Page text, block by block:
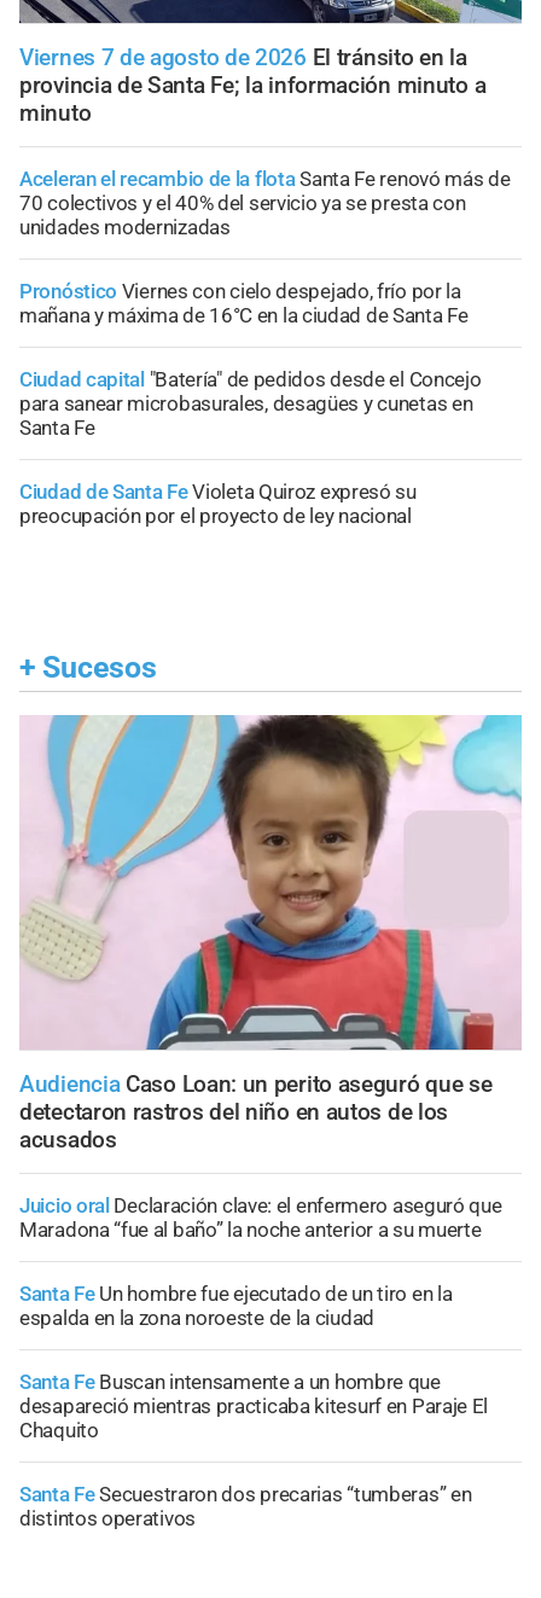
Viernes 7 de agosto de 2026 El tránsito en la
provincia de Santa Fe; la información minuto a
minuto
Aceleran el recambio de la flotaSanta Fe renovó más de
70 colectivos y el 40% del servicio ya se presta con
unidades modernizadas
Pronóstico Viernes con cielo despejado, frío por la
mañana y máxima de 16°C en la ciudad de Santa Fe
Ciudad capital "Batería" de pedidos desde el Concejo
para sanear microbasurales, desagües y cunetas en
Santa Fe
Ciudad de Santa FeVioleta Quiroz expresó su
preocupación por el proyecto de ley nacional
+ Sucesos
Audiencia Caso Loan: un perito aseguró que se
detectaron rastros del niño en autos de los
acusados
Juicio oral Declaración clave: el enfermero aseguró que
Maradona “fue al baño” la noche anterior a su muerte
Santa Fe Un hombre fue ejecutado de un tiro en la
espalda en la zona noroeste de la ciudad
Santa Fe Buscan intensamente a un hombre que
desapareció mientras practicaba kitesurf en Paraje El
Chaquito
Santa FeSecuestraron dos precarias “tumberas” en
distintos operativos